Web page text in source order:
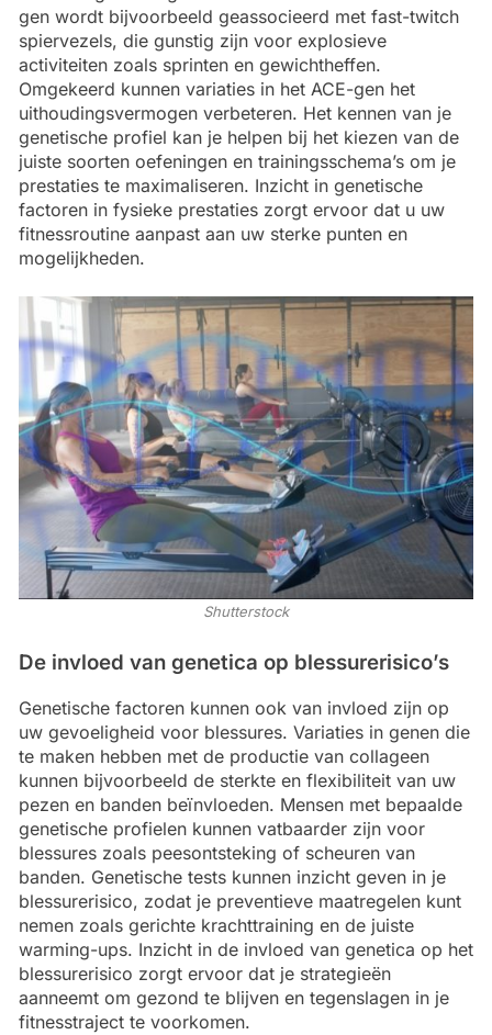
gen wordt bijvoorbeeld geassocieerd met fast-twitch
spiervezels, die gunstig zijn voor explosieve
activiteiten zoals sprinten en gewichtheffen.
Omgekeerd kunnen variaties in het ACE-gen het
uithoudingsvermogen verbeteren. Het kennen van je
genetische profiel kan je helpen bij het kiezen van de
juiste soorten oefeningen en trainingsschema’s om je
prestaties te maximaliseren. Inzicht in genetische
factoren in fysieke prestaties zorgt ervoor dat u uw
fitnessroutine aanpast aan uw sterke punten en
mogelijkheden.
Shutterstock
De invloed van genetica op blessurerisico’s
Genetische factoren kunnen ook van invloed zijn op
uw gevoeligheid voor blessures. Variaties in genen die
te maken hebben met de productie van collageen
kunnen bijvoorbeeld de sterkte en flexibiliteit van uw
pezen en banden beïnvloeden. Mensen met bepaalde
genetische profielen kunnen vatbaarder zijn voor
blessures zoals peesontsteking of scheuren van
banden. Genetische tests kunnen inzicht geven in je
blessurerisico, zodat je preventieve maatregelen kunt
nemen zoals gerichte krachttraining en de juiste
warming-ups. Inzicht in de invloed van genetica op het
blessurerisico zorgt ervoor dat je strategieën
aanneemt om gezond te blijven en tegenslagen in je
fitnesstraject te voorkomen.